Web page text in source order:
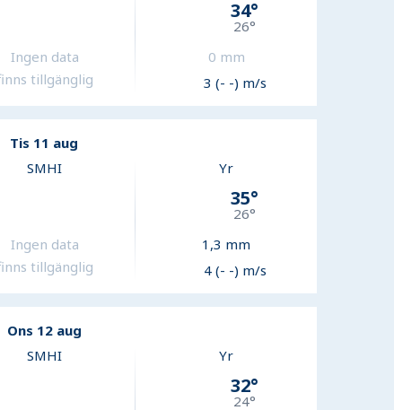
Ingen data
tillgänglig
34°
26°
0 mm
3 (- -) m/s
Tis 11 aug
SMHI
Ingen data
tillgänglig
Yr
35°
26°
1,3 mm
4 (- -) m/s
Ons 12 aug
SMHI Yr
32°
24°